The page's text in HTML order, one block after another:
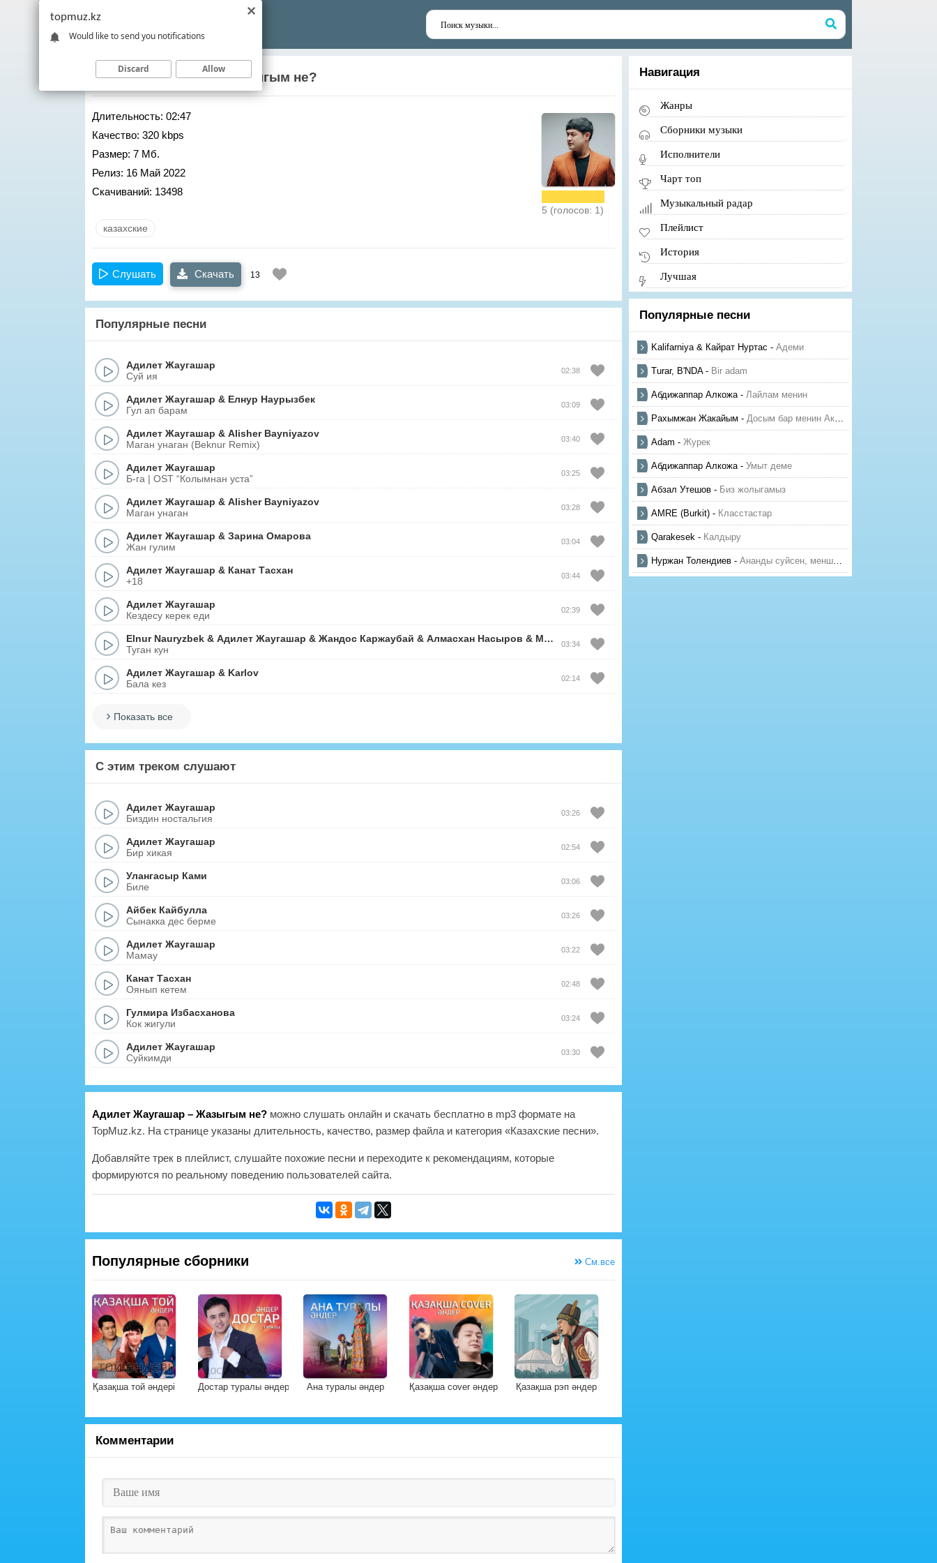
Адилет Жаугашар– Жазыгым не?
Длительность: 02:47
Качество: 320 kbps
Размер: 7 Мб.
Релиз: 16 Май 2022
Скачиваний: 13498
5 (голосов: 1)
казахские
Слушать Скачать 13
Популярные песни
Адилет Жаугашар
Суй ия
02:38
Адилет Жаугашар & Елнур Наурызбек
Гул ап барам
03:09
Адилет Жаугашар & Alisher Bayniyazov
Маган унаган (Beknur Remix)
03:40
Адилет Жаугашар
Б-га | OST “Колымнан уста”
03:25
Адилет Жаугашар & Alisher Bayniyazov
Маган унаган
03:28
Адилет Жаугашар & Зарина Омарова
Жан гулим
03:04
Адилет Жаугашар & Канат Тасхан
+18
03:44
Адилет Жаугашар
Кездесу керек еди
02:39
Elnur Nauryzbek & Адилет Жаугашар & Жандос Каржаубай & Алмасхан Насыров & Малик Жамбылулы
Туган кун
03:34
Адилет Жаугашар & Karlov
Бала кез
02:14
Показать все
С этим треком слушают
Адилет Жаугашар
Биздин ностальгия
03:26
Адилет Жаугашар
Бир хикая
02:54
Улангасыр Ками
Биле
03:06
Айбек Кайбулла
Сынакка дес берме
03:26
Адилет Жаугашар
Мамау
03:22
Канат Тасхан
Оянып кетем
02:48
Гулмира Избасханова
Кок жигули
03:24
Адилет Жаугашар
Суйкимди
03:30
Адилет Жаугашар – Жазыгым не? можно слушать онлайн и скачать бесплатно в mp3 формате на
TopMuz.kz. На странице указаны длительность, качество, размер файла и категория «Казахские песни».
Добавляйте трек в плейлист, слушайте похожие песни и переходите к рекомендациям, которые
формируются по реальному поведению пользователей сайта.
Популярные сборники См.все
Қазақша той әндері Достар туралы әндер Ана туралы әндер Қазақша cover әндер Қазақша рэп әндер
Комментарии
Навигация
Жанры
Сборники музыки
Исполнители
Чарт топ
Музыкальный радар
Плейлист
История
Лучшая
Популярные песни
Kalifarniya & Кайрат Нуртас - Адеми
Turar, B'NDA- Bir adam
Абдижаппар Алкожа- Лайлам менин
Рахымжан Жакайым - Досым бар менин Актауда
Adam - Журек
Абдижаппар Алкожа- Умыт деме
Абзал Утешов - Биз жолыгамыз
AMRE (Burkit) - Класстастар
Qarakesek - Калдыру
Нуржан Толендиев - Ананды суйсен, менше суй
topmuz.kz
Would like to send you notifications
Discard Allow